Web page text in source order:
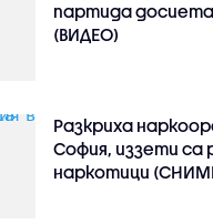
партида
(ВИДЕО)
Разкриха
София, иззети са
наркотици